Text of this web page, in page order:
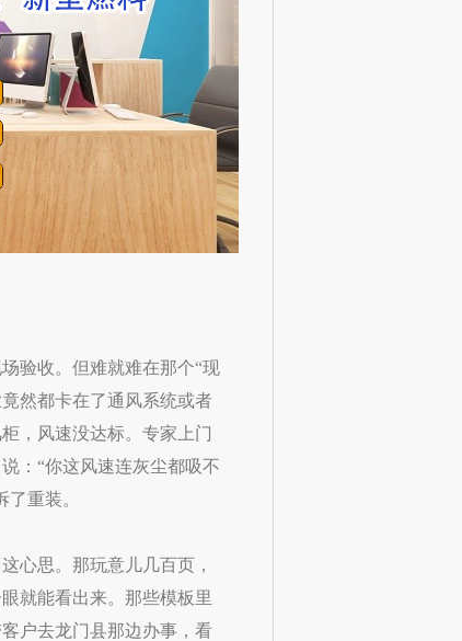
验收。但难就难在那个“现
然都卡在了通风系统或者
，风速没达标。专家上门
：“你这风速连灰尘都吸不
重装。
心思。那玩意儿几百页，
就能看出来。那些模板里
户去龙门县那边办事，看